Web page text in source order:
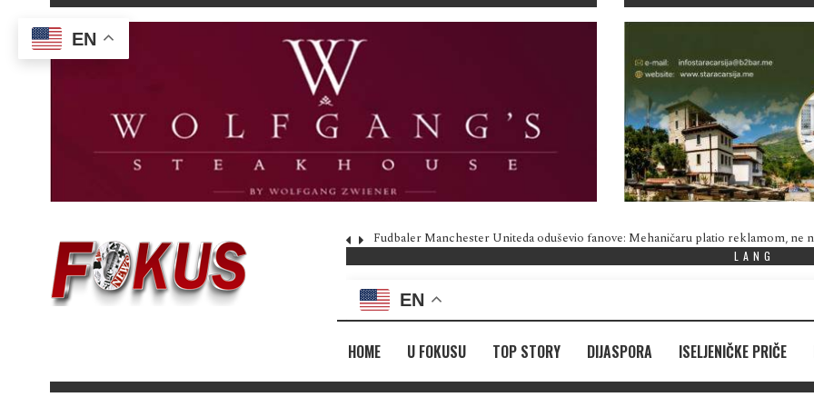
Fudbaler Manchester Uniteda oduševio fanove: Mehaničaru platio reklamom, ne
LANG
EN
HOME U FOKUSU TOP STORY DIJASPORA ISELJENIČKE PRIČE
EN